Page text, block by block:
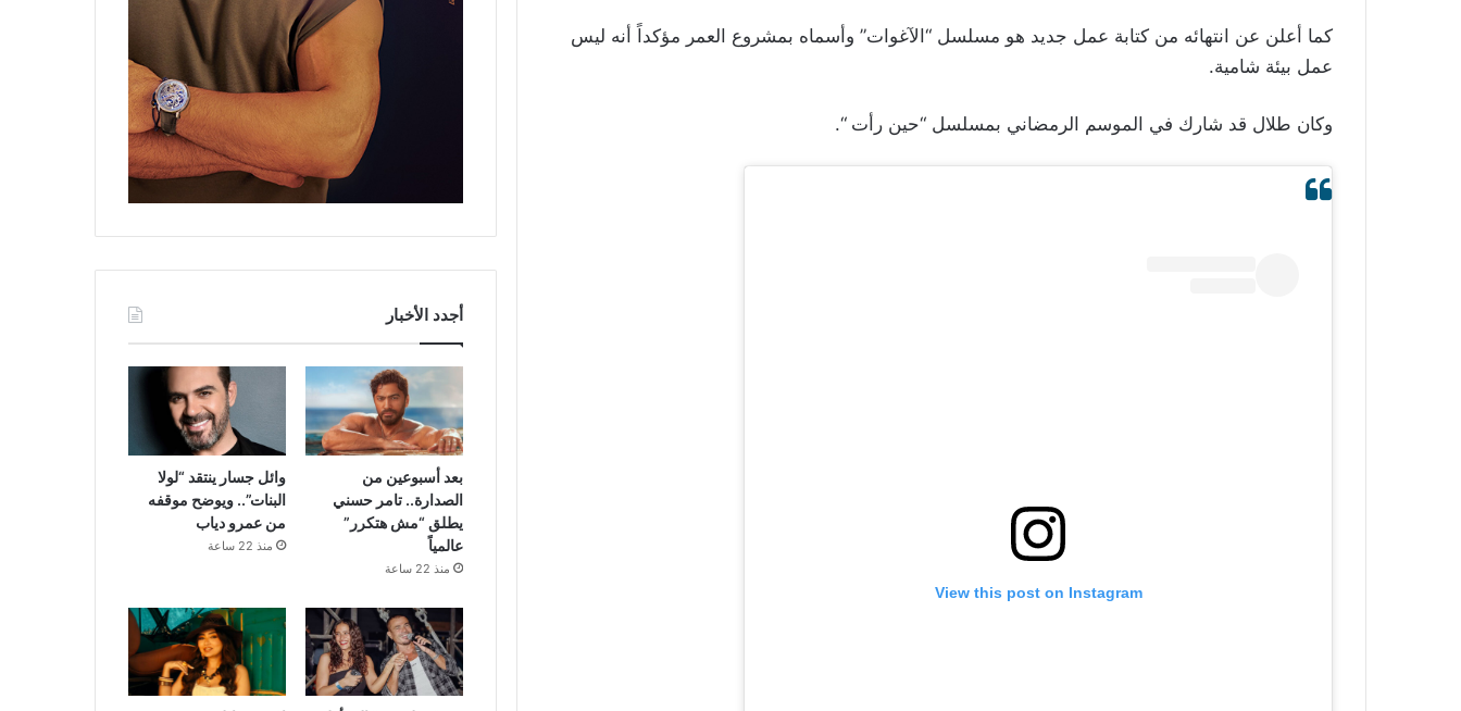
كما أعلن عن انتهائه من كتابة عمل جديد هو مسلسل “الآغوات” وأسماه بمشروع العمر مؤكداً أنه ليس
عمل بيئة شامية.
وكان طلال قد شارك في الموسم الرمضاني بمسلسل “حين رأت “.
View this post on Instagram
أجدد الأخبار
بعد أسبوعين من
الصدارة.. تامر حسني
يطلق “مش هتكرر”
عالمياً
منذ 22 ساعة
وائل جسار ينتقد “لولا
البنات”.. ويوضح موقفه
من عمرو دياب
منذ 22 ساعة